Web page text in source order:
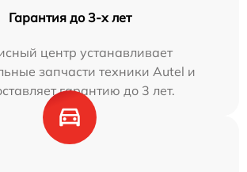
Гарантия до 3-х лет
центр устанавливает
запчасти техники Autel и
гарантию до 3 лет.